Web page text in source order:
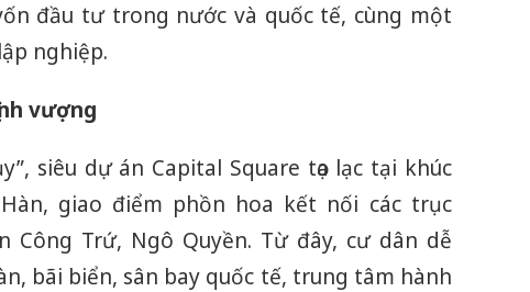
đầu tư trong nước và quốc tế, cùng một
nghiệp.
vượng
siêu dự án Capital Square tọa lạc tại khúc
giao điểm phồn hoa kết nối các trục
Công Trứ, Ngô Quyền. Từ đây, cư dân dễ
bãi biển, sân bay quốc tế, trung tâm hành